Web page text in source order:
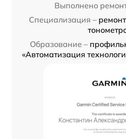
Выполнено
Специализация –
Образование –
«Автоматизация